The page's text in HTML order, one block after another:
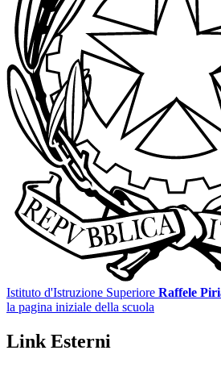
Istituto d'Istruzione Superiore Raffele
la pagina iniziale della scuola
Link Esterni